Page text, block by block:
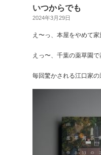
いつからでも
2024年3月29日
え〜っ、本屋をやめて
えっ〜、千葉の薬草園で
毎回驚かされる江口家の